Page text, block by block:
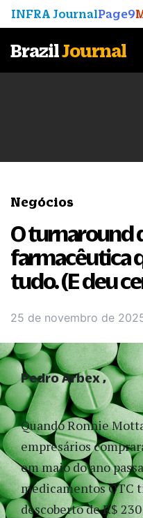
INFRA JournalPage9
BrazilJournal
Negócios
O turnaround
farmacêutica
tudo. (E deu
25 de novembro de
Quando Ronnie
empresários
em maio do ano
medicamentos OTC
descoberto de R$
Pedro Arbex